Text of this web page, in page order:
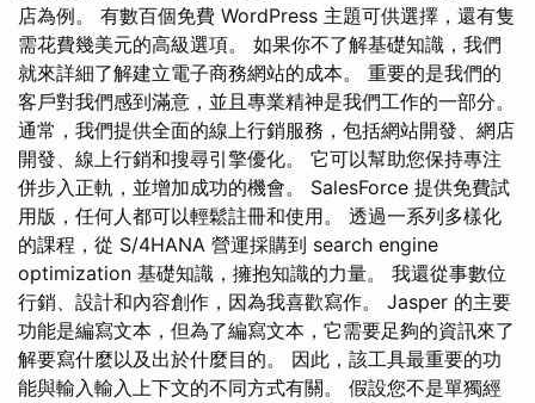
店為例。 有數百個免費 WordPress 主題可供選擇，還有隻
需花費幾美元的高級選項。 如果你不了解基礎知識，我們
就來詳細了解建立電子商務網站的成本。 重要的是我們的
客戶對我們感到滿意，並且專業精神是我們工作的一部分。
通常，我們提供全面的線上行銷服務，包括網站開發、網店
開發、線上行銷和搜尋引擎優化。 它可以幫助您保持專注
併步入正軌，並增加成功的機會。 SalesForce 提供免費試
用版，任何人都可以輕鬆註冊和使用。 透過一系列多樣化
的課程，從 S/4HANA 營運採購到 search engine
optimization 基礎知識，擁抱知識的力量。 我還從事數位
行銷、設計和內容創作，因為我喜歡寫作。 Jasper 的主要
功能是編寫文本，但為了編寫文本，它需要足夠的資訊來了
解要寫什麼以及出於什麼目的。 因此，該工具最重要的功
能與輸入輸入上下文的不同方式有關。 假設您不是單獨經